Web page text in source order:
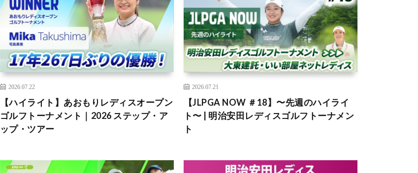
2026.07.22
【ハイライト】あおもりレディスオープン
ゴルフトーナメント｜2026 ステップ・ア
ップ・ツアー
2026.07.21
【JLPGA NOW ＃18】〜先週のハイライ
ト〜 | 明治安田レディスゴルフトーナメン
ト